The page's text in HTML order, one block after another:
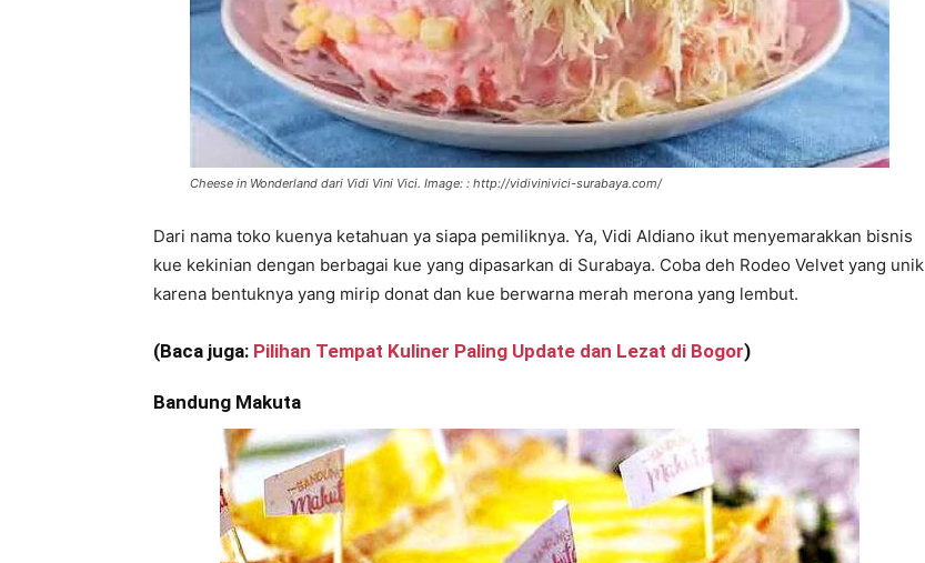
Cheese in Wonderland dari Vidi Vini Vici. Image: : http://vidivinivici-surabaya.com/
Dari nama toko kuenya ketahuan ya siapa pemiliknya. Ya, Vidi Aldiano ikut menyemarakkan bisnis
kue kekinian dengan berbagai kue yang dipasarkan di Surabaya. Coba deh Rodeo Velvet yang unik
karena bentuknya yang mirip donat dan kue berwarna merah merona yang lembut.
(Baca juga: Pilihan Tempat Kuliner Paling Update dan Lezat di Bogor)
Bandung Makuta